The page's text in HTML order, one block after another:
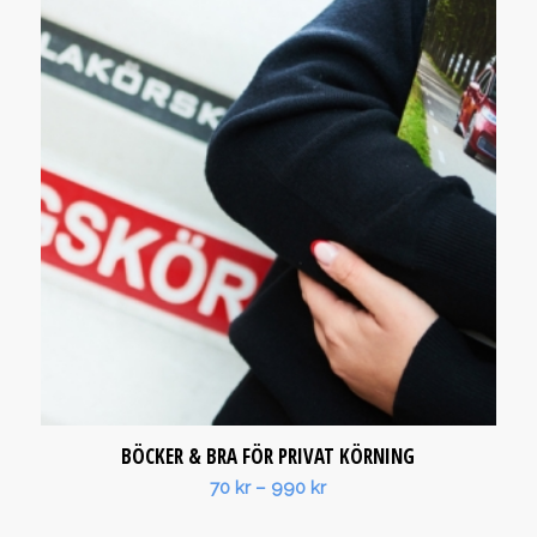
BÖCKER & BRA FÖR PRIVAT KÖRNING
70 kr – 990 krPrisintervall: